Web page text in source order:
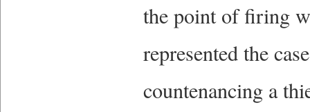
the point of firing
represented the
countenancing a